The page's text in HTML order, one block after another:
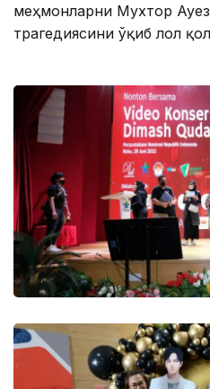
меҳмонларни Мухтор
трагедиясини ўқиб лол